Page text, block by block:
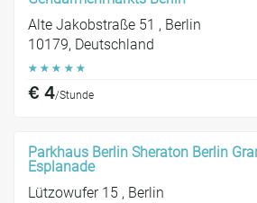
Alte Jakobstraße 51 , Berlin
10179, Deutschland
☆ ☆ ☆ ☆ ☆
€ 4/Stunde
Parkhaus Berlin Sheraton Berlin
Esplanade
Lützowufer 15 , Berlin